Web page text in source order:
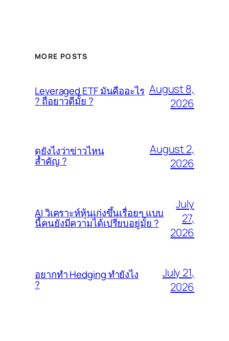
MORE POSTS
Leveraged ETF มันคืออะไร
? ถือยาวดีมั้ย ?
August 8,
2026
ดูยังไงว่าข่าวไหน
สำคัญ ?
August 2,
2026
AI วิเคราะห์หุ้นเก่งขึ้นเรื่อยๆ แบบ
นี้คนยังมีความได้เปรียบอยู่มั้ย ?
July
27,
2026
อยากทำ Hedging ทำยังไง
?
July 21,
2026